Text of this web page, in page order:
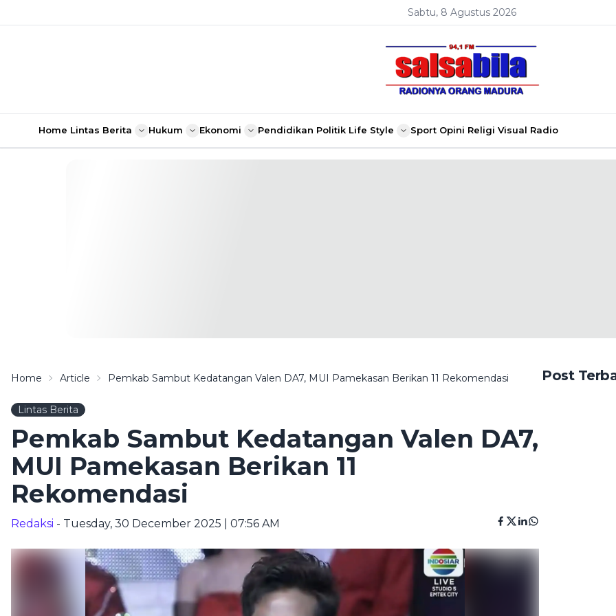
Sabtu, 8 Agustus 2026
Home Lintas Berita Hukum Ekonomi Pendidikan Politik Life Style Sport Opini Religi Visual Radio
Home Article Pemkab Sambut Kedatangan Valen DA7, MUI Pamekasan Berikan 11 Rekomendasi
Lintas Berita
Pemkab Sambut Kedatangan Valen DA7,
MUI Pamekasan Berikan 11
Rekomendasi
Redaksi - Tuesday, 30 December 2025 | 07:56 AM
Post